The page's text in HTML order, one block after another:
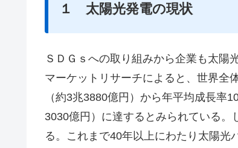
１ 太陽光発電の現状
ＳＤＧｓへの取り組みから企業も太陽
マーケットリサーチによると、世界全
（約3兆3880億円）から年平均成長率
3030億円）に達するとみられている
る。これまで40年以上にわたり太陽光